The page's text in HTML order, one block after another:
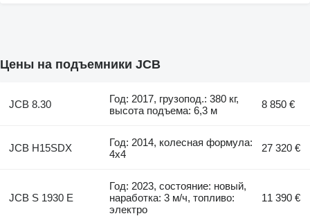
Цены на подъемники JCB
JCB 8.30
Год: 2017, грузопод.: 380 кг,
высота подъема: 6,3 м
8 850 €
JCB H15SDX
Год: 2014, колесная формула:
4x4
27 320 €
JCB S 1930 E
Год: 2023, состояние: новый,
наработка: 3 м/ч, топливо:
электро
11 390 €